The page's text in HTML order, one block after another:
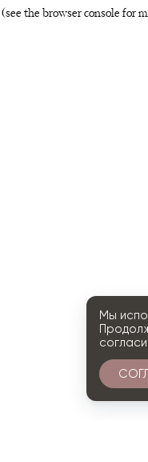
(see the browser console for
Мы